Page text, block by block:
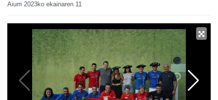
Aiurri 2023ko ekainaren 11